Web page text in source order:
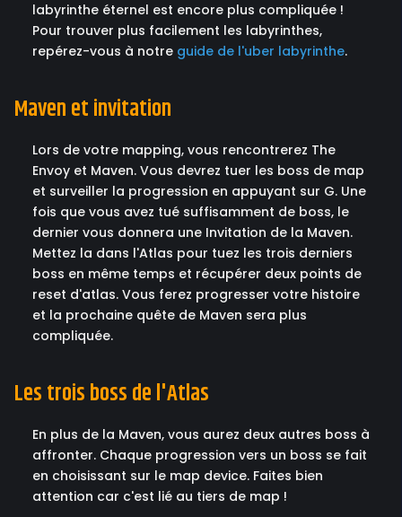
labyrinthe éternel est encore plus compliquée !
Pour trouver plus facilement les labyrinthes,
repérez-vous à notre guide de l'uber labyrinthe.
Maven et invitation
Lors de votre mapping, vous rencontrerez The
Envoy et Maven. Vous devrez tuer les boss de map
et surveiller la progression en appuyant sur G. Une
fois que vous avez tué suffisamment de boss, le
dernier vous donnera une Invitation de la Maven.
Mettez la dans l'Atlas pour tuez les trois derniers
boss en même temps et récupérer deux points de
reset d'atlas. Vous ferez progresser votre histoire
et la prochaine quête de Maven sera plus
compliquée.
Les trois boss de l'Atlas
En plus de la Maven, vous aurez deux autres boss à
affronter. Chaque progression vers un boss se fait
en choisissant sur le map device. Faites bien
attention car c'est lié au tiers de map !